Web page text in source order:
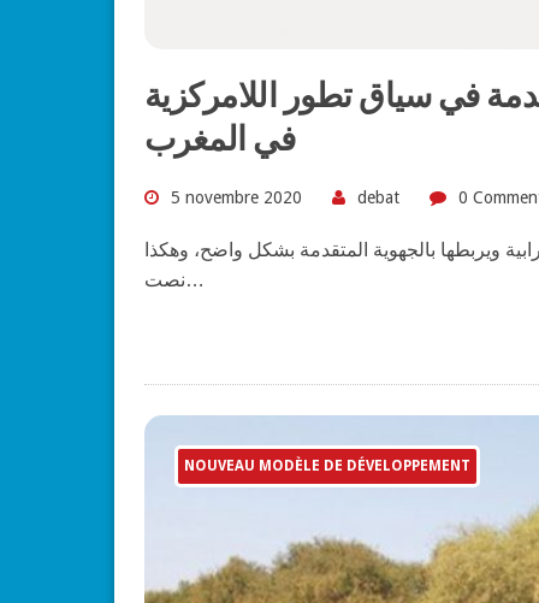
في سياق تطور اللامركزية
في المغرب
5 novembre 2020 debat 0
اللامركزية الترابية ويربطها بالجهوية المتقدمة بشكل واضح، وهكذا
نصت…
NOUVEAU MODÈLE DE DÉVELOPPEMENT